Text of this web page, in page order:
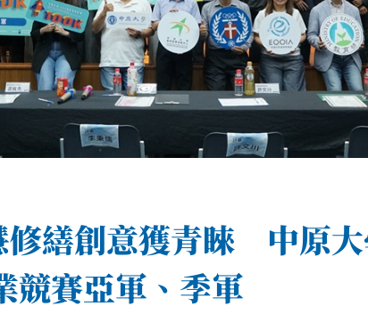
繕創意獲青睞 中原
競賽亞軍、季軍